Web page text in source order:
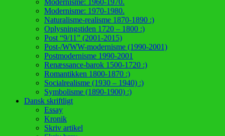
Modernisme: 1970-1980.
Naturalisme-realisme 1870-1890 :)
Oplysningstiden 1720 – 1800 :)
Post “9/11” (2001-2015)
Post-/WWW-modernisme (1990-2001)
Postmodernisme 1990-2001
Renæssance-barok 1500-1720 :)
Romantikken 1800-1870 :)
Socialrealisme (1930 – 1940) :)
Symbolisme (1890-1900) :)
Dansk skriftligt
Essay
Kronik
Skriv artikel